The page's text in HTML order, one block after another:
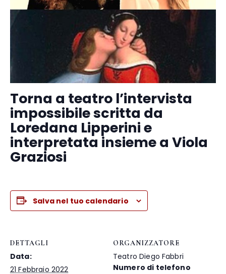
Torna a teatro l’intervista
impossibile scritta da
Loredana Lipperini e
interpretata insieme a Viola
Graziosi
Salva nel tuo calendario
DETTAGLI
Data:
21 Febbraio 2022
ORGANIZZATORE
Teatro Diego Fabbri
Numero di telefono